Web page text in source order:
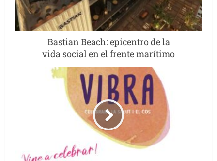
Bastian Beach: epicentro de la
vida social en el frente marítimo